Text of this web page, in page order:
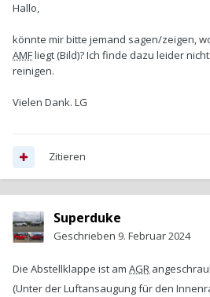
Hallo,
könnte mir bitte jemand sagen/zeigen,
AMFliegt (Bild)? Ich finde dazu leider
reinigen.
Vielen Dank. LG
Zitieren
Superduke
Geschrieben 9. Februar 2024
Die Abstellklappe ist am AGR
(Unter der Luftansaugung für den